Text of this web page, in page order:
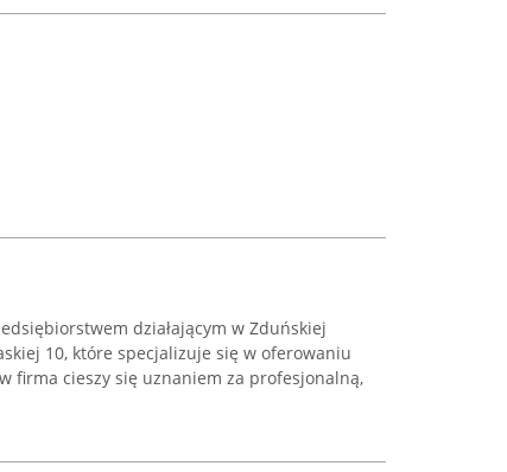
działającym w Zduńskiej
10, które specjalizuje się w oferowaniu
firma cieszy się uznaniem za profesjonalną,